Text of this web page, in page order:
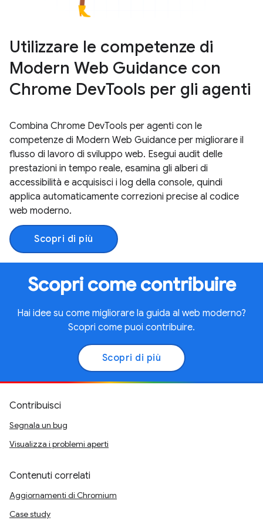
Utilizzare le competenze di
Modern Web Guidance con
Chrome DevTools per gli agenti
Combina Chrome DevTools per agenti con le
competenze di Modern Web Guidance per migliorare il
flusso di lavoro di sviluppo web. Esegui audit delle
prestazioni in tempo reale, esamina gli alberi di
accessibilità e acquisisci i log della console, quindi
applica automaticamente correzioni precise al codice
web moderno.
Scopri di più
Scopri come contribuire
Hai idee su come migliorare la guida al web moderno?
Scopri come puoi contribuire.
Scopri di più
Contribuisci
Segnala un bug
Visualizza i problemi aperti
Contenuti correlati
Aggiornamenti di Chromium
Case study